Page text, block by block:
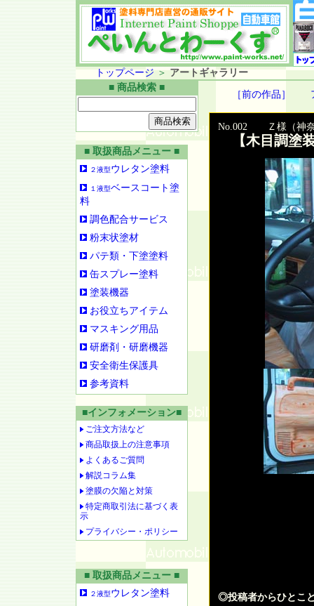
トップページ ＞ アートギャラリー
■ 商品検索 ■
■ 取扱商品メニュー ■
２液型ウレタン塗料
１液型ベースコート塗
料
調色配合サービス
粉末状塗材
パテ類・下塗塗料
缶スプレー塗料
塗装機器
お役立ちアイテム
マスキング用品
研磨剤・研磨機器
安全衛生保護具
参考資料
■インフォメーション■
ご注文方法など
商品取扱上の注意事項
よくあるご質問
解説コラム集
塗膜の欠陥と対策
特定商取引法に基づく表
示
プライバシー・ポリシー
［前の作品］
No.002 Ｚ様（神奈
【木目調塗
◎投稿者からひとこ
■ 取扱商品メニュー ■
２液型ウレタン塗料